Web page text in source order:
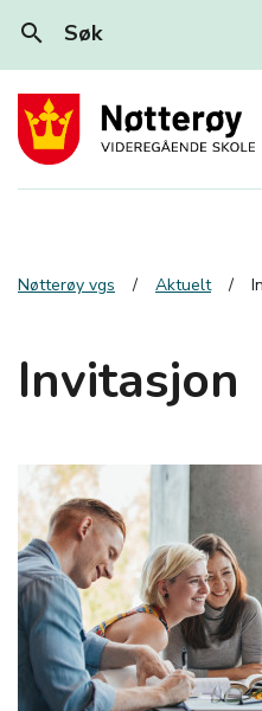
search Søk
Nøtterøy vgs Aktuelt
Invitasjon